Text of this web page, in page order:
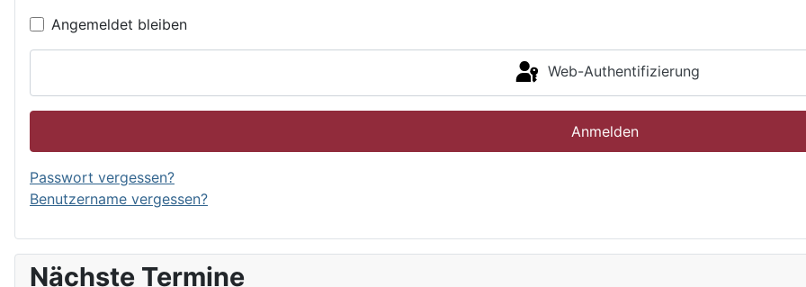
Angemeldet bleiben
Web-Authentifizierung
Anmelden
Passwort vergessen?
Benutzername vergessen?
Nächste Termine